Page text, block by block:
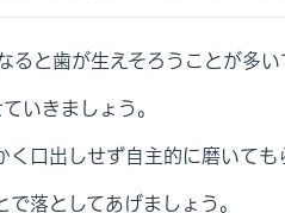
と歯が生えそろうことが多い
いきましょう。
口出しせず自主的に磨いても
落としてあげましょう。